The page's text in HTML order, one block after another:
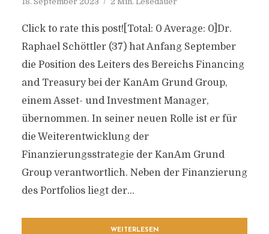
Click to rate this post![Total: 0 Average: 0]Dr.
Raphael Schöttler (37) hat Anfang September
die Position des Leiters des Bereichs Financing
and Treasury bei der KanAm Grund Group,
einem Asset- und Investment Manager,
übernommen. In seiner neuen Rolle ist er für
die Weiterentwicklung der
Finanzierungsstrategie der KanAm Grund
Group verantwortlich. Neben der Finanzierung
des Portfolios liegt der...
WEITERLESEN